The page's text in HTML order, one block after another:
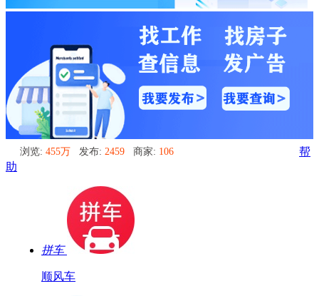
浏览: 455万 发布: 2459 商家: 106
帮
助
拼车
顺风车